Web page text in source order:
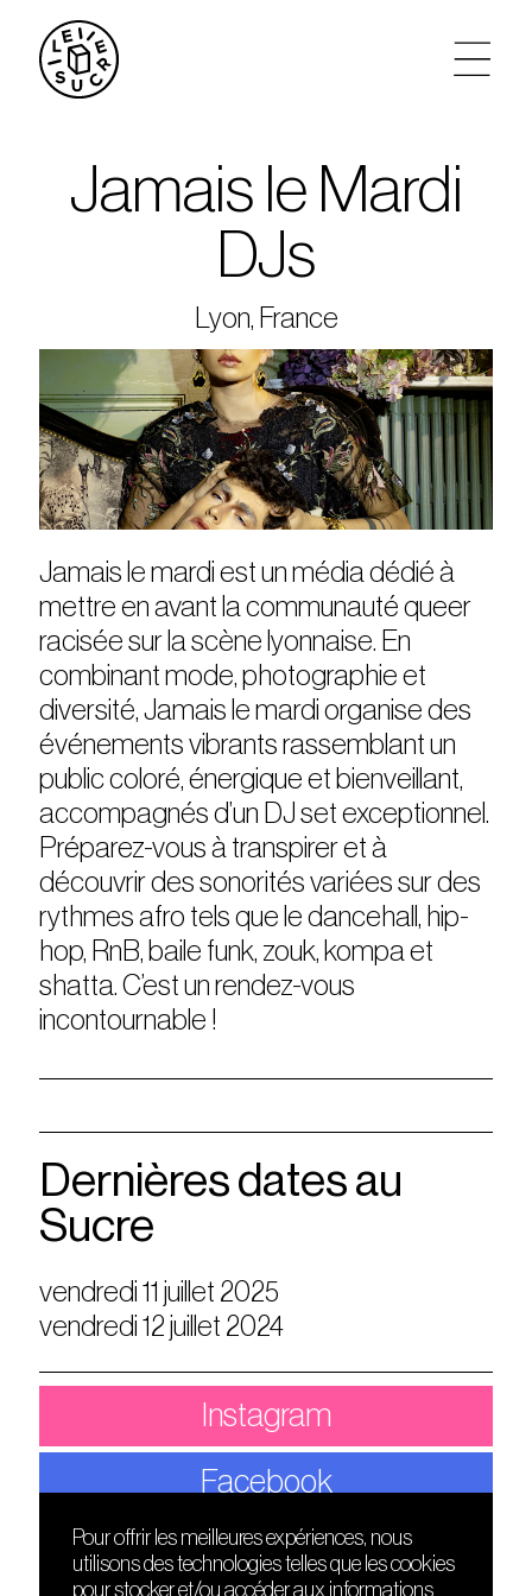
agenda
le sucre max
partenariats
privatisations
Jamais le Mardi
DJs
Lyon, France
Jamais le mardi est un média dédié à
mettre en avant la communauté queer
racisée sur la scène lyonnaise. En
combinant mode, photographie et
diversité, Jamais le mardi organise des
événements vibrants rassemblant un
public coloré, énergique et bienveillant,
accompagnés d’un DJ set exceptionnel.
Préparez-vous à transpirer et à
découvrir des sonorités variées sur des
rythmes afro tels que le dancehall, hip-
hop, RnB, baile funk, zouk, kompa et
shatta. C’est un rendez-vous
incontournable !
Dernières dates au
Sucre
vendredi 11 juillet 2025
vendredi 12 juillet 2024
Instagram
Facebook
DÉCOUVRIR
FRIENDS
Pour offrir les meilleures expériences, nous
utilisons des technologies telles que les cookies
pour stocker et/ou accéder aux informations